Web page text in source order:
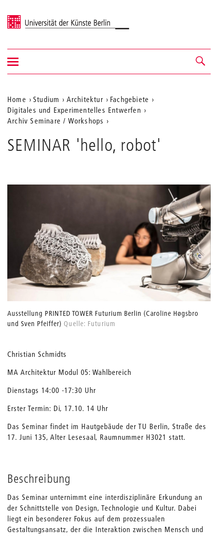
Universität der Künste Berlin
Navigation &
Suche
Navigation
ein-/ausblenden
Aktuelle
Position
der
Home Studium Architektur
Fachgebiete
Digitales und Experimentelles Entwerfen
Archiv Seminare / Workshops
SEMINAR 'hello, robot'
Ausstellung PRINTED TOWER Futurium Berlin (Caroline Høgsbro
und Sven Pfeiffer) Quelle: Futurium
Christian Schmidts
MA Architektur Modul 05: Wahlbereich
Dienstags 14:00 -17:30 Uhr
Erster Termin: Di, 17.10. 14 Uhr
Das Seminar findet im Hautgebäude der TU Berlin, Straße des
17. Juni 135, Alter Lesesaal, Raumnummer H3021 statt.
Beschreibung
Das Seminar unternimmt eine interdisziplinäre Erkundung an
der Schnittstelle von Design, Technologie und Kultur. Dabei
liegt ein besonderer Fokus auf dem prozessualen
Gestaltungsansatz, der die Interaktion zwischen Mensch und